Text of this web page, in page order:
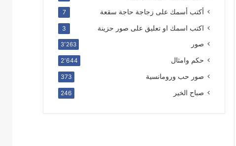
أكتب أسمك على زجاجة حاجة سقعة 7
اكتب اسمك او تعليق على صور حزينة 3
صور 3٬263
حكم وامثال 2٬644
صور حب ورومانسية 373
صباح الخير 246